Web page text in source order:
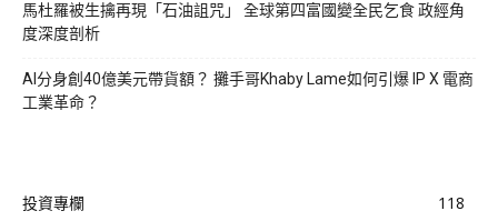
馬杜羅被生擒再現「石油詛咒」 全球第四富國變全民乞食 政經角
度深度剖析
AI分身創40億美元帶貨額？ 攤手哥Khaby Lame如何引爆 IP X 電商
工業革命？
投資專欄
118